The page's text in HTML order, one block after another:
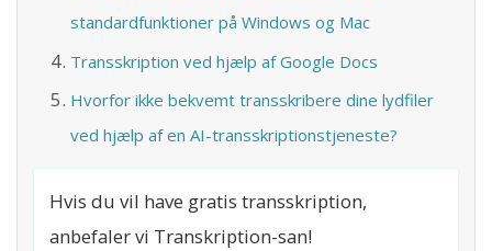
standardfunktioner på Windows og Mac
Transskription ved hjælp af Google Docs
Hvorfor ikke bekvemt transskribere dine lydfiler
ved hjælp af en AI-transskriptionstjeneste?
Hvis du vil have gratis transskription,
anbefaler vi Transkription-san!